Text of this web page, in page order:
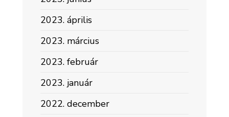
2023. április
2023. március
2023. február
2023. január
2022. december